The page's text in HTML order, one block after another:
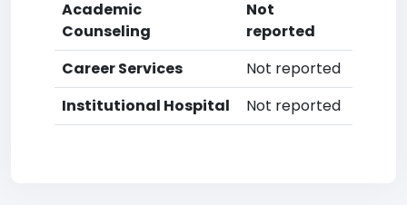
Academic
Counseling
Not
reported
Career Services
Not reported
Institutional Hospital
Not reported